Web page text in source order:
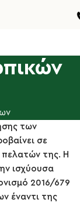
των
σε
της. Η
ισχύουσα
2016/679
έναντι της